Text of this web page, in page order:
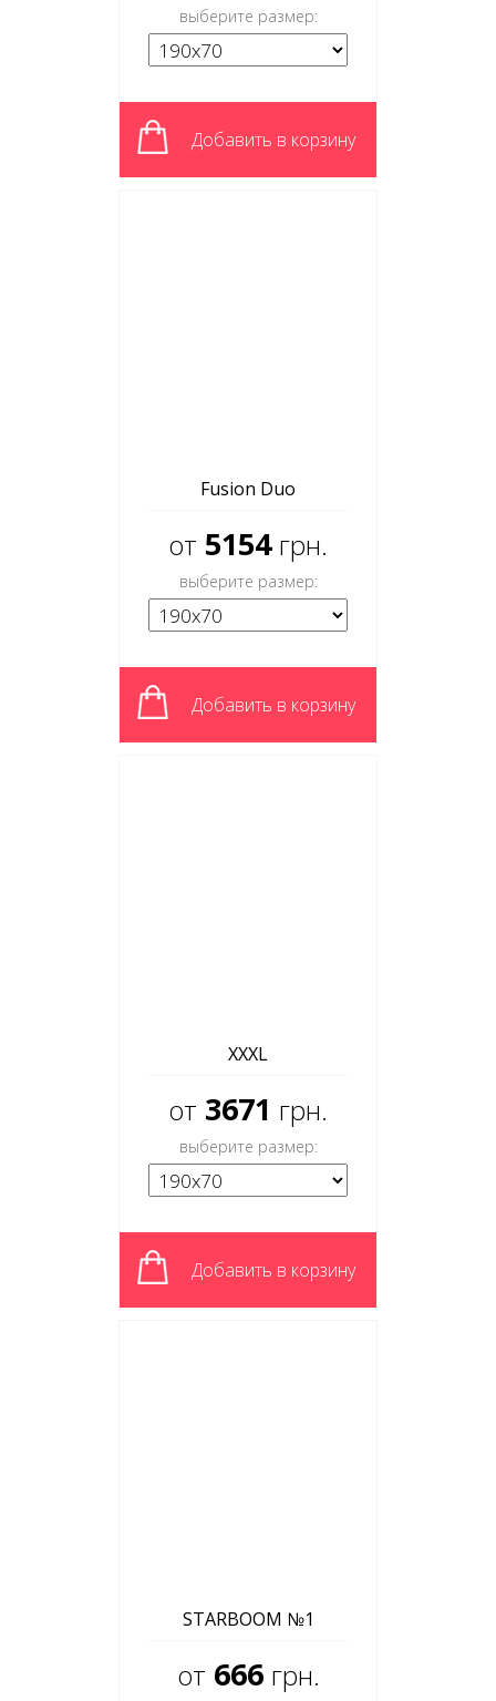
выберите размер:
Добавить в корзину
Fusion Duo
от 5154 грн.
выберите размер:
Добавить в корзину
XXXL
от 3671 грн.
выберите размер:
Добавить в корзину
STARBOOM №1
от 666 грн.